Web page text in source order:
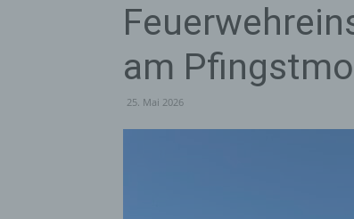
am
25. Mai 2026